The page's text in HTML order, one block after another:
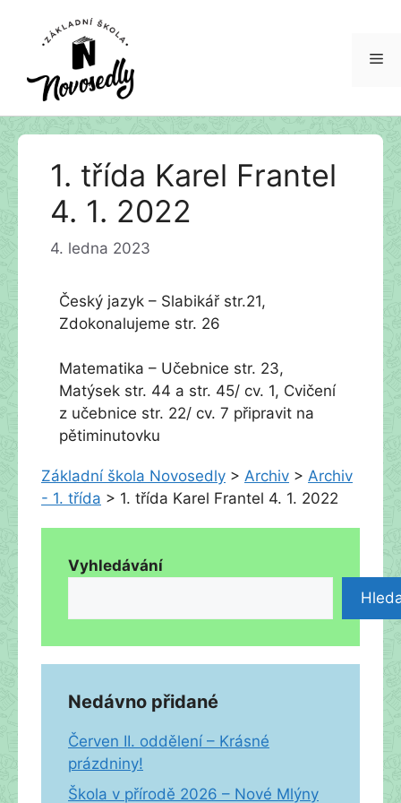
Přeskočit
1. třída Karel Frantel
4. 1. 2022
4. ledna 2023
Český jazyk – Slabikář str.21,
Zdokonalujeme str. 26
Matematika – Učebnice str. 23,
Matýsek str. 44 a str. 45/ cv. 1, Cvičení
z učebnice str. 22/ cv. 7 připravit na
pětiminutovku
Základní škola Novosedly > Archiv > Archiv
- 1. třída > 1. třída Karel Frantel 4. 1. 2022
Vyhledávání
Nedávno přidané
Červen II. oddělení – Krásné
prázdniny!
Škola v přírodě 2026 – Nové Mlýny